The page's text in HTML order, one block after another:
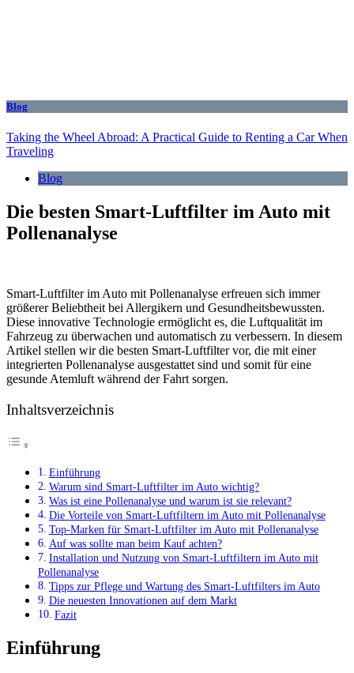
Blog
Taking the Wheel Abroad: A Practical Guide to Renting a Car When
Traveling
Blog
Die besten Smart-Luftfilter im Auto mit
Pollenanalyse
Smart-Luftfilter im Auto mit Pollenanalyse erfreuen sich immer
größerer Beliebtheit bei Allergikern und Gesundheitsbewussten.
Diese innovative Technologie ermöglicht es, die Luftqualität im
Fahrzeug zu überwachen und automatisch zu verbessern. In diesem
Artikel stellen wir die besten Smart-Luftfilter vor, die mit einer
integrierten Pollenanalyse ausgestattet sind und somit für eine
gesunde Atemluft während der Fahrt sorgen.
Inhaltsverzeichnis
Einführung
Warum sind Smart-Luftfilter im Auto wichtig?
Was ist eine Pollenanalyse und warum ist sie relevant?
Die Vorteile von Smart-Luftfiltern im Auto mit Pollenanalyse
Top-Marken für Smart-Luftfilter im Auto mit Pollenanalyse
Auf was sollte man beim Kauf achten?
Installation und Nutzung von Smart-Luftfiltern im Auto mit
Pollenanalyse
Tipps zur Pflege und Wartung des Smart-Luftfilters im Auto
Die neuesten Innovationen auf dem Markt
Fazit
Einführung